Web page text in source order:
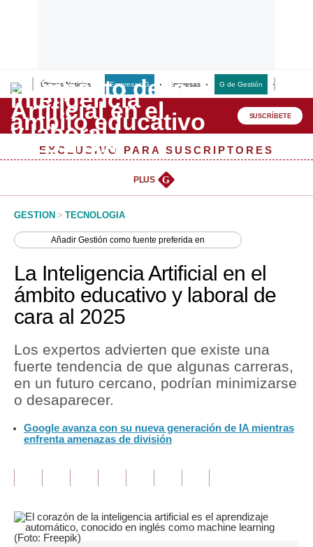
Últimas Noticias Empresas G Empresas G de Gestión
Lo último
Peru Quiosco
Management & Empleo
Perú
Política
Finanzas Personales
Inmobiliarias
Plus G
Blogs
SUSCRÍBETE
EXCLUSIVO PARA SUSCRIPTORES
PLUS G
GESTION > TECNOLOGIA
AñadirGestión como fuente preferida en
La Inteligencia Artificial en el
ámbito educativo y laboral de
cara al 2025
Los expertos advierten que existe una
fuerte tendencia de que algunas carreras,
en un futuro cercano, podrían minimizarse
o desaparecer.
Google avanza con su nueva generación de IA mientras
enfrenta amenazas de división